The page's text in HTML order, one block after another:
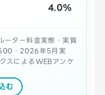
4.0%
ーター料金実態・実質
・2026年5月実
スによるWEBアンケ
む